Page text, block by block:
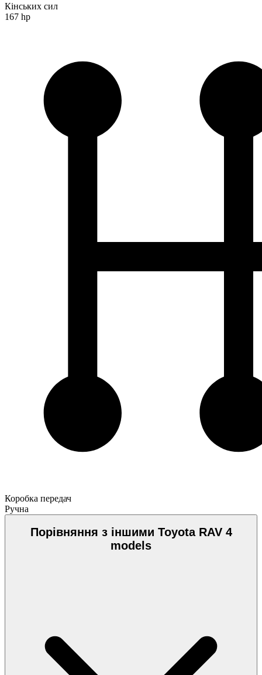
Кінських сил
167 hp
Коробка передач
Ручна
Порівняння з іншими Toyota RAV 4
models